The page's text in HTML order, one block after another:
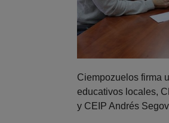
Ciempozuelos firma
educativos locales,
y CEIP Andrés